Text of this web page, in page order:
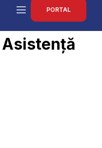
PORTAL